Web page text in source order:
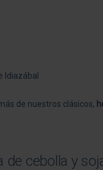
Idiazábal
de nuestros clásicos,
cebolla y